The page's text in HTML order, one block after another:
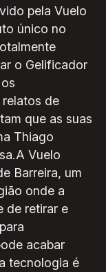
pela Vuelo
único no
o Gelificador
de
que as suas
Thiago
Vuelo
Barreira, um
onde a
de retirar e
acabar
tecnologia é